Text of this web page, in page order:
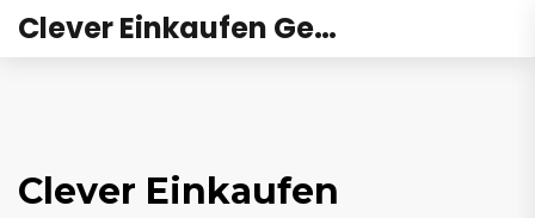
Clever Einkaufen Gesundheit
Clever Einkaufen